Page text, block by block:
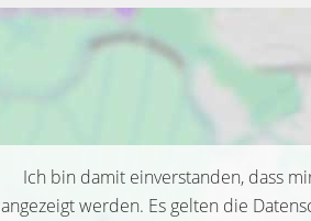
Ich bin damit einverstanden, dass
angezeigt werden. Es gelten die